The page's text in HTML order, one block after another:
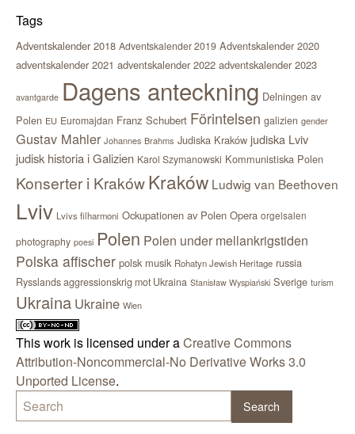
Tags
Adventskalender 2018 Adventskalender 2019 Adventskalender 2020
adventskalender 2021 adventskalender 2022 adventskalender 2023
avantgarde Dagens anteckning Delningen av
Polen EU Euromajdan Franz Schubert Förintelsen galizien gender
Gustav Mahler Johannes Brahms Judiska Kraków judiska Lviv
judisk historia i Galizien Karol Szymanowski Kommunistiska Polen
Konserter i KrakówKraków Ludwig van Beethoven
Lviv Lvivs filharmoni Ockupationen av Polen Opera orgelsalen
photography poesi Polen Polen under mellankrigstiden
Polska affischer polsk musik Rohatyn Jewish Heritage russia
Rysslands aggressionskrig mot Ukraina Stanisław Wyspiański Sverige turism
Ukraina Ukraine Wien
This work is licensed under aCreative Commons
Attribution-Noncommercial-No Derivative Works 3.0
Unported License.